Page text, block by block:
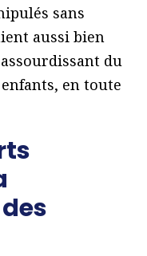
sans
aussi bien
du
en toute